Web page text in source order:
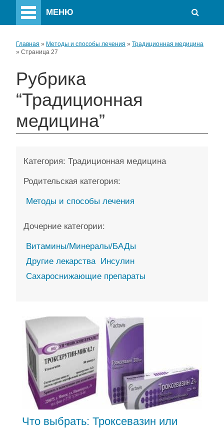
МЕНЮ
Главная » Методы и способы лечения » Традиционная медицина
» Страница 27
Рубрика
“Традиционная
медицина”
Категория: Традиционная медицина
Родительская категория:
Методы и способы лечения
Дочерние категории:
Витамины/Минералы/БАДы
Другие лекарства Инсулин
Сахароснижающие препараты
Что выбрать: Троксевазин или